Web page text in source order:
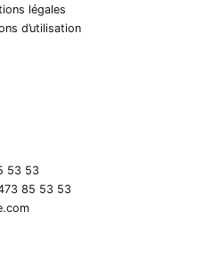
légales
d’utilisation
53 53
85 53 53